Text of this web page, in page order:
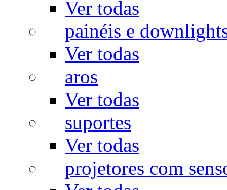
Ver todas
painéis e
Ver todas
aros
Ver todas
suportes
Ver todas
projetores com